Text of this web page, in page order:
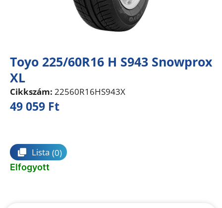
Toyo 225/60R16 H S943 Snowprox
XL
Cikkszám: 22560R16HS943X
49 059 Ft
Lista (0)
Elfogyott